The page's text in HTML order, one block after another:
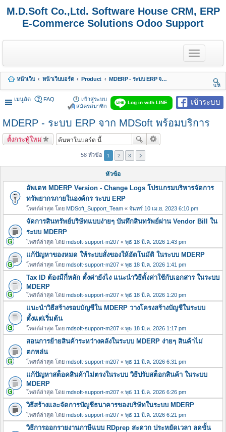
M.D.Soft Co.,Ltd. Software House CRM, ERP
E-Commerce Solutions Odoo Support
T
o
g
e
n
a
i
g
n
หน้าเว็บ หน้าเว็บบอร์ด Product
MDERP - ระบบ ERP จาก MDSoft พร้อมบริการ
นห
า
เมนูลัด
เข้าระบบ
Log in with LINE
FAQ
เข้าสู่ระบบ
สมัครสมาชิก
MDERP - ระบบ ERP จาก MDSoft พร้อมบริการ
ตั้งกระทู้ใหม่
58 หัวข้อ 1 2 3
หัวข้อ
อัพเดท MDERP Version - Change Logs โปรแกรมบริหารจัดการ
ทรัพยากรภายในองค์กร ระบบ ERP
โพสต์ล่าสุด โดย MDSoft_Support_Team « จันทร์ 10 เม.ย. 2023 6:10 pm
จัดการสินทรัพย์บริษัทแบบง่ายๆ บันทึกสินทรัพย์ผ่าน Vendor Bill ใน
ระบบ MDERP
โพสต์ล่าสุด โดย mdsoft-support-m207 « พุธ 18 มี.ค. 2026 1:43 pm
แก้ปัญหาของหมด ให้ระบบสั่งของให้อัตโนมัติ ในระบบ MDERP
โพสต์ล่าสุด โดย mdsoft-support-m207 « พุธ 18 มี.ค. 2026 1:41 pm
Tax ID ต้องมีกี่หลัก ตั้งค่ายังไง แนะนำวิธีตั้งค่าใช้กับเอกสาร ในระบบ
MDERP
โพสต์ล่าสุด โดย mdsoft-support-m207 « พุธ 18 มี.ค. 2026 1:20 pm
แนะนำวิธีสร้างรอบบัญชีใน MDERP วางโครงสร้างบัญชีในระบบ
ตั้งแต่เริ่มต้น
โพสต์ล่าสุด โดย mdsoft-support-m207 « พุธ 18 มี.ค. 2026 1:17 pm
สอนการย้ายสินค้าระหว่างคลังในระบบ MDERP ง่ายๆ สินค้าไม่
ตกหล่น
โพสต์ล่าสุด โดย mdsoft-support-m207 « พุธ 11 มี.ค. 2026 6:31 pm
แก้ปัญหาสต็อคสินค้าไม่ตรงในระบบ วิธีปรับสต็อกสินค้า ในระบบ
MDERP
โพสต์ล่าสุด โดย mdsoft-support-m207 « พุธ 11 มี.ค. 2026 6:26 pm
วิธีสร้างและจัดการบัญชีธนาคารของบริษัทในระบบ MDERP
โพสต์ล่าสุด โดย mdsoft-support-m207 « พุธ 11 มี.ค. 2026 6:21 pm
วิธีการออกรายงานภาษีแบบ RDprep สะดวก ประหยัดเวลา ลดขั้น